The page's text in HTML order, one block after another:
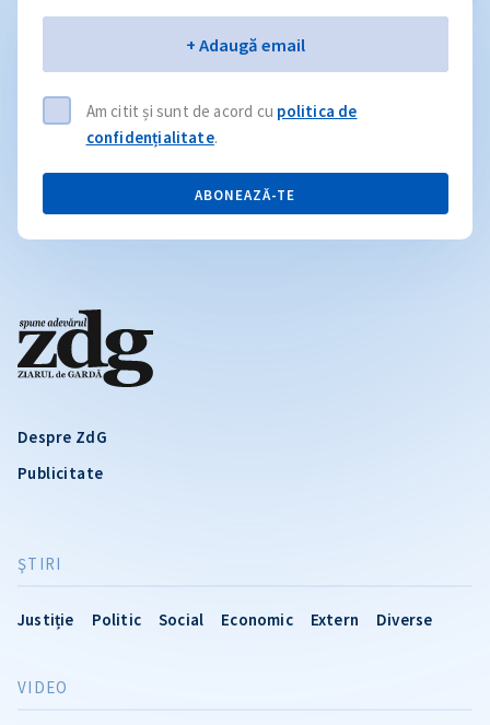
Despre ZdG
Publicitate
ŞTIRI
Justiție Politic Social Economic Extern Diverse
VIDEO
+ Adaugă email
Am citit și sunt de acord cu politica de
confidențialitate.
ABONEAZĂ-TE